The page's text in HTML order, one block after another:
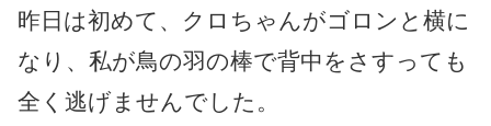
昨日は初めて、クロちゃんがゴロンと横に
なり、私が鳥の羽の棒で背中をさすっても
全く逃げませんでした。